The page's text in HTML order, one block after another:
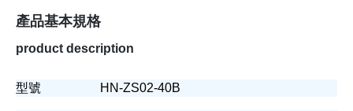
產品基本規格
product description
型號 HN-ZS02-40B